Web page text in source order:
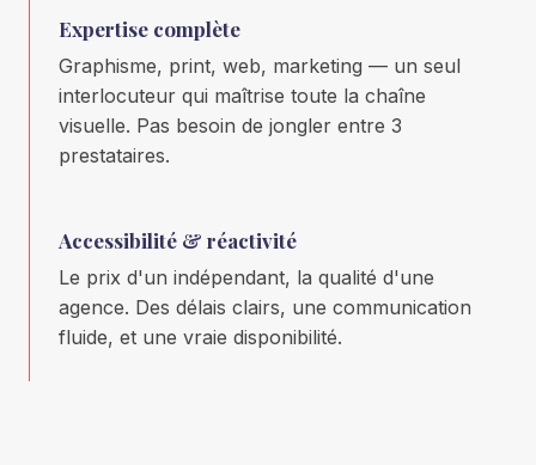
Expertise complète
Graphisme, print, web, marketing — un seul
interlocuteur qui maîtrise toute la chaîne
visuelle. Pas besoin de jongler entre 3
prestataires.
Accessibilité & réactivité
Le prix d'un indépendant, la qualité d'une
agence. Des délais clairs, une communication
fluide, et une vraie disponibilité.